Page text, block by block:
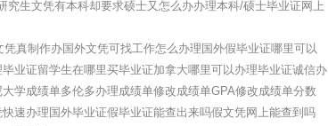
生文凭有本科却要求硕士又怎么办办理本科/硕士毕业证网上
真制作办国外文凭可找工作怎么办理国外假毕业证哪里可以
业证留学生在哪里买毕业证加拿大哪里可以办理毕业证诚信办
学成绩单多伦多办理成绩单修改成绩单GPA修改成绩单分数
速办理国外毕业证假毕业证能查出来吗假文凭网上能查到吗